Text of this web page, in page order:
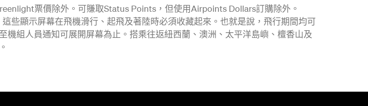
票價除外。可賺取Status Points，但使用Airpoints Dollars訂購除外。
些顯示屏幕在飛機滑行、起飛及著陸時必須收藏起來。也就是說，飛行期間均可
機組人員通知可展開屏幕為止。搭乘往返紐西蘭 、澳洲、太平洋島嶼、檀香山及
。